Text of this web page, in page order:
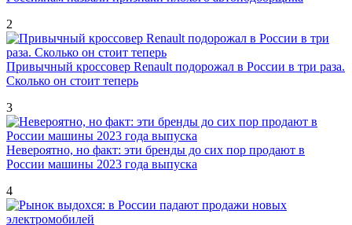
2
Привычный кроссовер Renault подорожал в России в три раза.
Сколько он стоит теперь
3
Невероятно, но факт: эти бренды до сих пор продают в
России машины 2023 года выпуска
4